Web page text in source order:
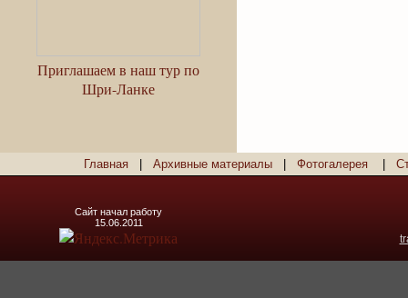
Приглашаем в наш тур по
Шри-Ланке
Главная Архивные материалы Фотогалерея
Сайт начал работу
15.06.2011